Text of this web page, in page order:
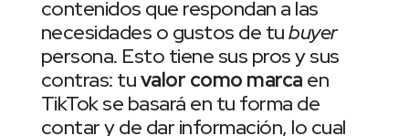
contenidos que respondan a las
necesidades o gustos de tubuyer
persona. Esto tiene sus pros y sus
contras: tuvalor como marca en
TikTok se basará en tu forma de
contar y de dar información, lo cual